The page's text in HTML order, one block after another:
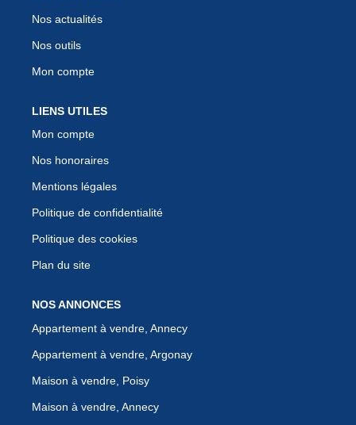
Nos actualités
Nos outils
Mon compte
LIENS UTILES
Mon compte
Nos honoraires
Mentions légales
Politique de confidentialité
Politique des cookies
Plan du site
NOS ANNONCES
Appartement à vendre, Annecy
Appartement à vendre, Argonay
Maison à vendre, Poisy
Maison à vendre, Annecy